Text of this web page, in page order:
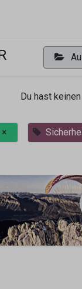
Du hast
×